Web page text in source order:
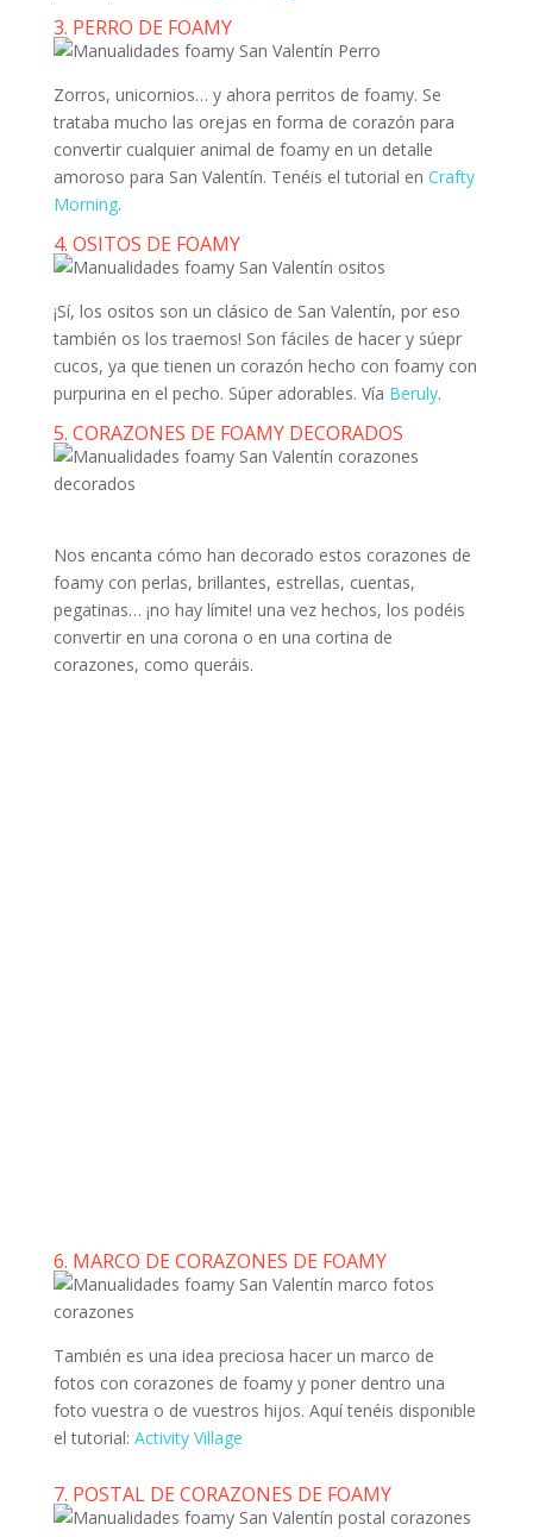
3. PERRO DE FOAMY
Zorros, unicornios… y ahora perritos de foamy. Se
trataba mucho las orejas en forma de corazón para
convertir cualquier animal de foamy en un detalle
amoroso para San Valentín. Tenéis el tutorial en Crafty
Morning.
4. OSITOS DE FOAMY
¡Sí, los ositos son un clásico de San Valentín, por eso
también os los traemos! Son fáciles de hacer y súepr
cucos, ya que tienen un corazón hecho con foamy con
purpurina en el pecho. Súper adorables. Vía Beruly.
5. CORAZONES DE FOAMY DECORADOS
Nos encanta cómo han decorado estos corazones de
foamy con perlas, brillantes, estrellas, cuentas,
pegatinas… ¡no hay límite! una vez hechos, los podéis
convertir en una corona o en una cortina de
corazones, como queráis.
6. MARCO DE CORAZONES DE FOAMY
También es una idea preciosa hacer un marco de
fotos con corazones de foamy y poner dentro una
foto vuestra o de vuestros hijos. Aquí tenéis disponible
el tutorial: Activity Village
7. POSTAL DE CORAZONES DE FOAMY